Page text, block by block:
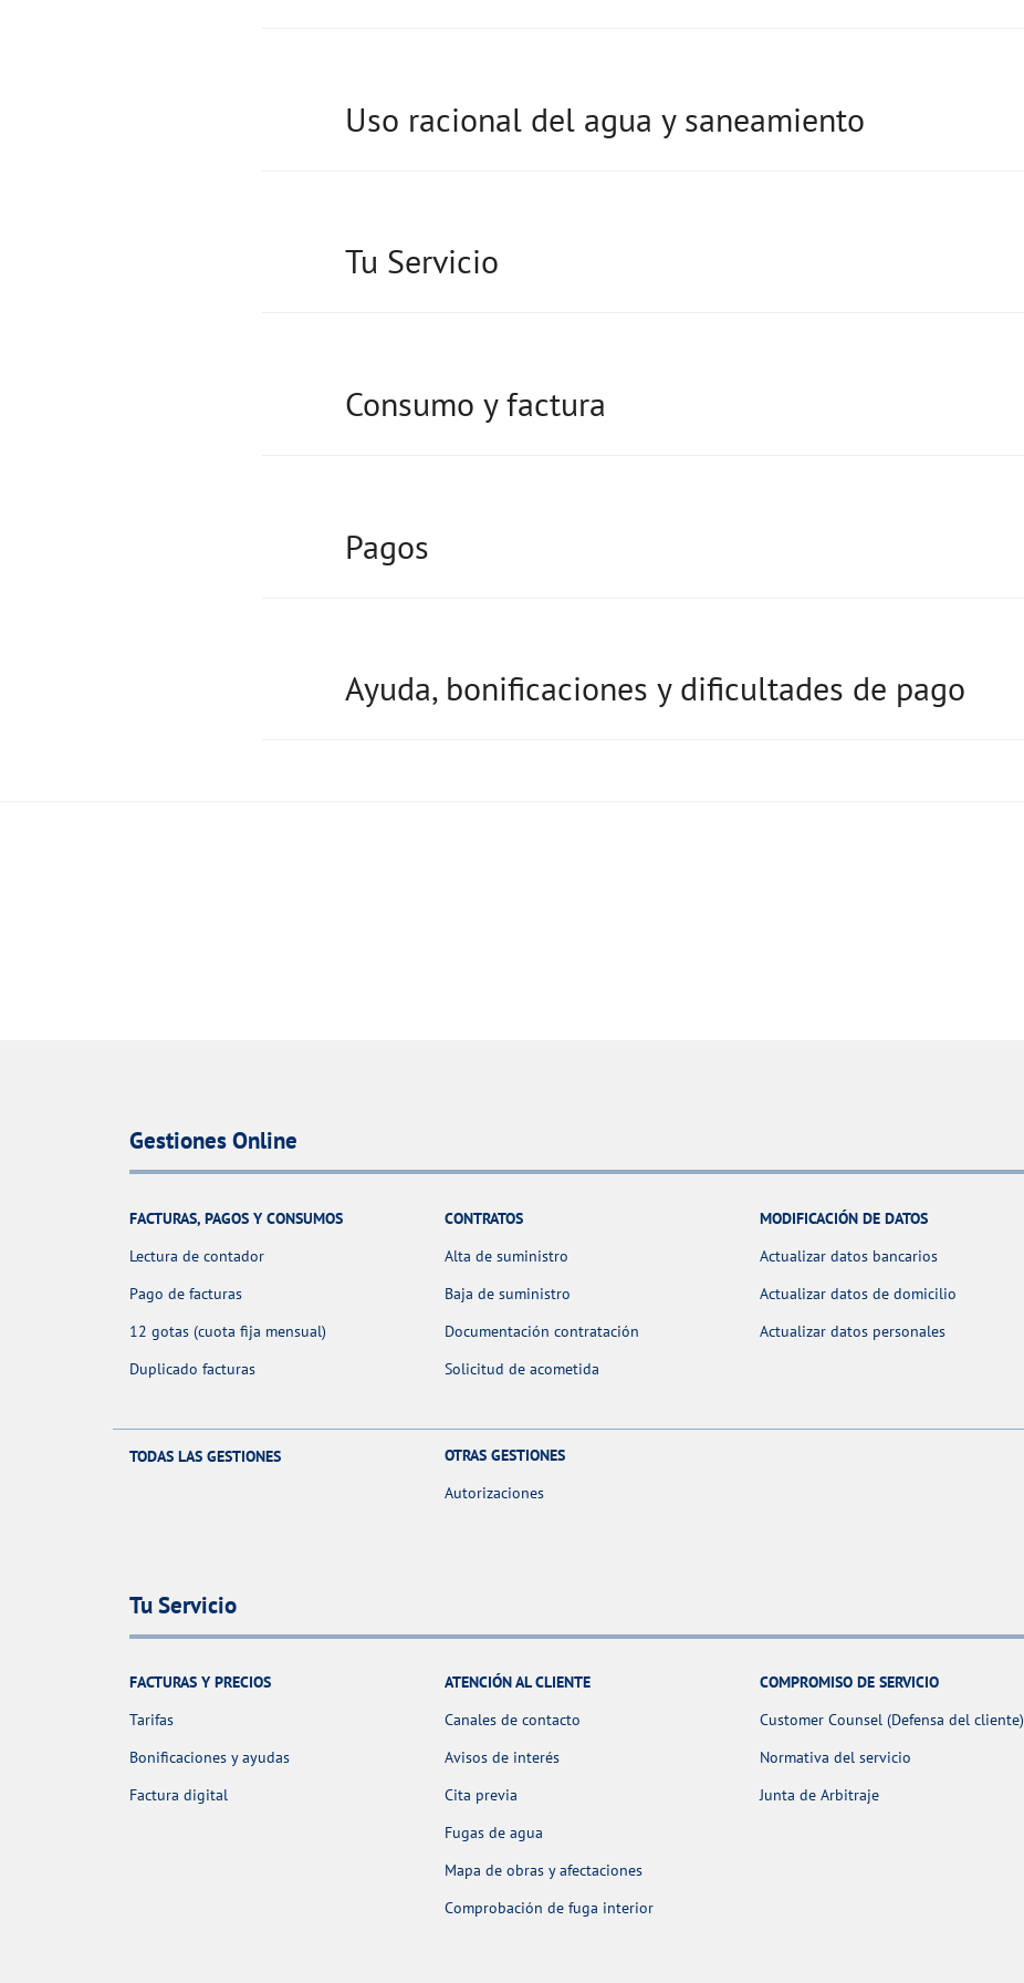
Uso racional del agua y saneamiento
Tu Servicio
Consumo y factura
Pagos
Ayuda, bonificaciones y dificultades de pago
Gestiones Online
FACTURAS, PAGOS Y CONSUMOS
Lectura de contador
Pago de facturas
12 gotas (cuota fija mensual)
Duplicado facturas
CONTRATOS
Alta de suministro
Baja de suministro
Documentación contratación
Solicitud de acometida
MODIFICACIÓN DE DATOS
Actualizar datos bancarios
Actualizar datos de domicilio
Actualizar datos personales
TODAS LAS GESTIONES
OTRAS GESTIONES
Autorizaciones
Tu Servicio
FACTURAS Y PRECIOS
Tarifas
Bonificaciones y ayudas
Factura digital
ATENCIÓN AL CLIENTE
Canales de contacto
Avisos de interés
Cita previa
Fugas de agua
Mapa de obras y afectaciones
Comprobación de fuga interior
COMPROMISO DE SERVICIO
Customer Counsel (Defensa del cliente)
Normativa del servicio
Junta de Arbitraje